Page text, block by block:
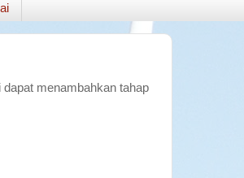
menambahkan tahap